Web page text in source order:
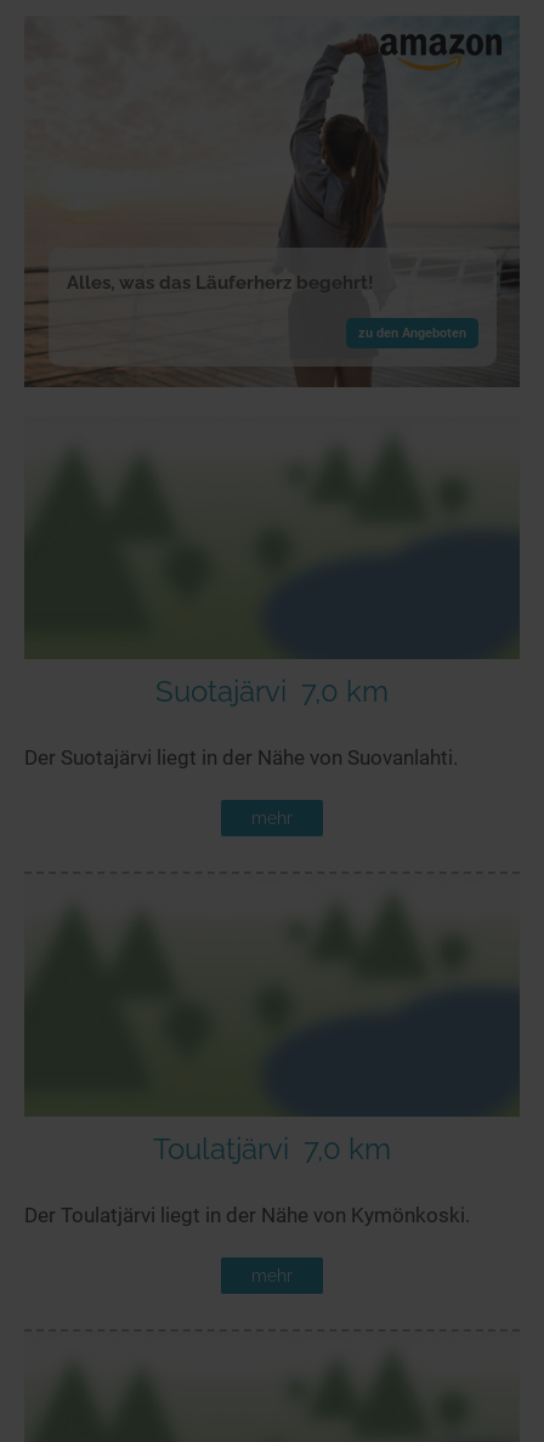
Alles, was das Läuferherz begehrt!
zu den Angeboten
Suotajärvi 7,0 km
Der Suotajärvi liegt in der Nähe von Suovanlahti.
mehr
Toulatjärvi 7,0 km
Der Toulatjärvi liegt in der Nähe von Kymönkoski.
mehr